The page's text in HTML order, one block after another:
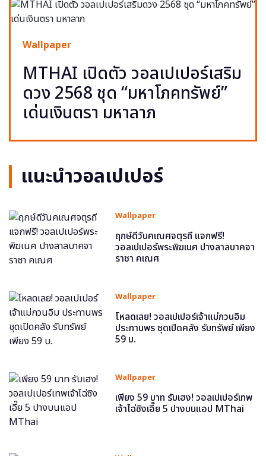
Wallpaper
MTHAI เปิดตัว วอลเปเปอร์เสริม
ดวง 2568 ชุด “มหาโภคทรัพย์”
เด่นเงินตรา มหาลาภ
แนะนำวอลเปเปอร์
Wallpaper
ฤกษ์ดีวันคเณศจตุรถี แจกฟรี!
วอลเปเปอร์พระพิฆเนศ ปางลาลบาคจา
ราชา คเณศ
Wallpaper
โหลดเลย! วอลเปเปอร์เจ้าแม่กวนอิม
ประทานพร ชุดเปิดคลัง รับทรัพย์ เพียง
59 บ.
Wallpaper
เพียง 59 บาท รับเฮง! วอลเปเปอร์เทพ
เจ้าไฉ่ซิงเอี๊ย 5 ปางบนแอป MThai